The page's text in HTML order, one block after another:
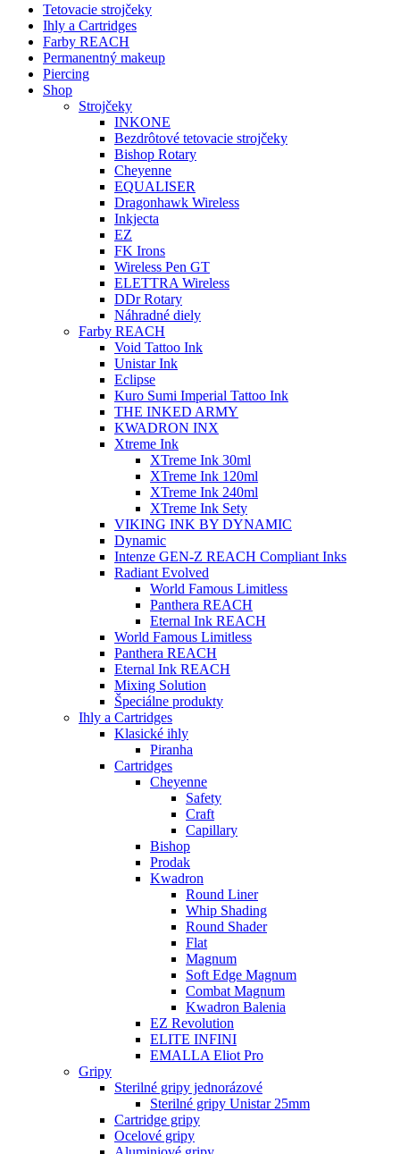
Tetovacie strojčeky
Ihly a Cartridges
Farby REACH
Permanentný makeup
Piercing
Shop
Strojčeky
INKONE
Bezdrôtové tetovacie strojčeky
Bishop Rotary
Cheyenne
EQUALISER
Dragonhawk Wireless
Inkjecta
EZ
FK Irons
Wireless Pen GT
ELETTRA Wireless
DDr Rotary
Náhradné diely
Farby REACH
Void Tattoo Ink
Unistar Ink
Eclipse
Kuro Sumi Imperial Tattoo Ink
THE INKED ARMY
KWADRON INX
Xtreme Ink
XTreme Ink 30ml
XTreme Ink 120ml
XTreme Ink 240ml
XTreme Ink Sety
VIKING INK BY DYNAMIC
Dynamic
Intenze GEN-Z REACH Compliant Inks
Radiant Evolved
World Famous Limitless
Panthera REACH
Eternal Ink REACH
World Famous Limitless
Panthera REACH
Eternal Ink REACH
Mixing Solution
Špeciálne produkty
Ihly a Cartridges
Klasické ihly
Piranha
Cartridges
Cheyenne
Safety
Craft
Capillary
Bishop
Prodak
Kwadron
Round Liner
Whip Shading
Round Shader
Flat
Magnum
Soft Edge Magnum
Combat Magnum
Kwadron Balenia
EZ Revolution
ELITE INFINI
EMALLA Eliot Pro
Gripy
Sterilné gripy jednorázové
Sterilné gripy Unistar 25mm
Cartridge gripy
Ocelové gripy